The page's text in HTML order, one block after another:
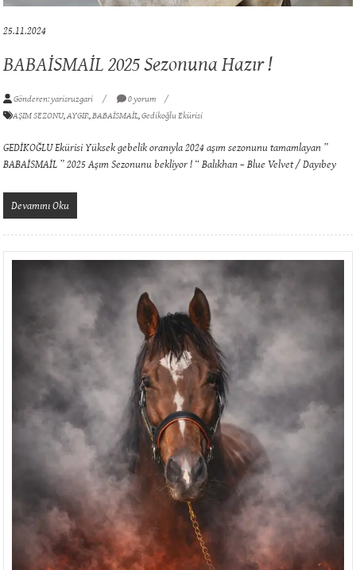
25.11.2024
BABAİSMAİL 2025 Sezonuna Hazır !
Gönderen: yarisruzgari
0 yorum
AŞIM SEZONU,AYGIR,BABAİSMAİL,Gedikoğlu Ekürisi
GEDİKOĞLU Ekürisi Yüksek gebelik oranıyla 2024 aşım sezonunu tamamlayan ”
BABAİSMAİL ” 2025 Aşım Sezonunu bekliyor ! “ Balıkhan – Blue Velvet / Dayıbey
Devamını Oku